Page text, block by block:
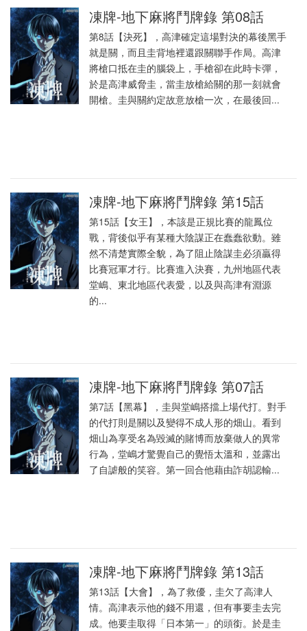
凍牌-地下麻將鬥牌錄 第08話
第8話【決死】，高津確定這場對決的幕後黑手
就是關，而且圭背地裡還跟關聯手作局。高津
將槍口抵在圭的腦袋上，手槍卻在此時卡彈，
於是高津威脅圭，當圭放槍給關的那一刻就會
開槍。圭與關約定故意放槍一次，在最後回...
凍牌-地下麻將鬥牌錄 第15話
第15話【女王】，本該是正規比賽的龍鳳位
戰，背後似乎有某種大陰謀正在蠢蠢欲動。雖
然不清楚實際全貌，為了阻止陰謀圭必須贏得
比賽冠軍才行。比賽進入決賽，九州地區代表
堂嶋、東北地區代表愛，以及與高津有淵源
的...
凍牌-地下麻將鬥牌錄 第07話
第7話【黑幕】，圭與堂嶋搭擋上場代打。對手
的代打則是關以及變得不成人形的畑山。看到
畑山為享受名為毀滅的賭博而放棄做人的異常
行為，堂嶋才驚覺自己的覺悟太溫和，並露出
了自謔般的笑容。第一回合他藉由詐胡認輸...
凍牌-地下麻將鬥牌錄 第13話
第13話【大會】，為了救優，圭欠了高津人
情。高津表示他的錢不用還，但有事要圭去完
成。他要圭取得「日本第一」的頭銜。於是圭